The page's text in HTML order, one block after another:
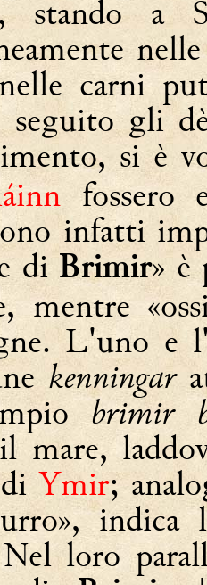
stando a
carni
gli
si è
fossero
infatti
diBrimir» è
mentre
L'uno e
kenningar
brimir
mare,
diYmir;
loro